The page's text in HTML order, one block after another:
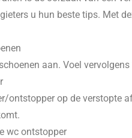
u hun beste tips. Met
aan. Voel
ontstopper op de verstopte
wc ontstopper